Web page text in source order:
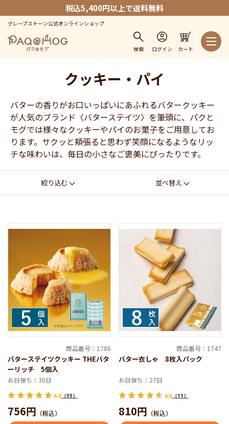
税込5,400円以上で送料無料
グレープストーン公式オンラインショップ
検索 ログイン カート
クッキー・パイ
バターの香りがお口いっぱいにあふれるバタークッキー
が人気のブランド〈バターステイツ〉を筆頭に、パクと
モグでは様々なクッキーやパイのお菓子をご用意してお
ります。サクッと頬張ると思わず笑顔になるようなリッ
チな味わいは、毎日の小さなご褒美にぴったりです。
絞り込む 並べ替え
商品番号：1786
バターステイツクッキー THEバタ
ーリッチ 5個入
お日保ち：30日
4.9 （55）
756円 （税込）
商品番号：1747
バター衣しゃ 8枚入パック
お日保ち：27日
4.6（11）
810円 （税込）